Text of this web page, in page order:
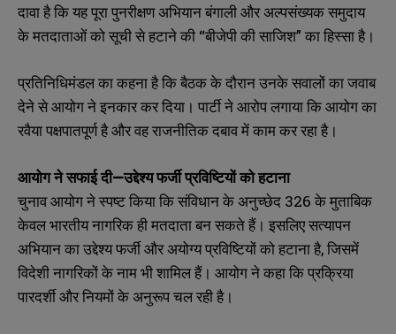
दावा है कि यह पूरा पुनरीक्षण अभियान बंगाली और अल्पसंख्यक समुदाय
के मतदाताओं को सूची से हटाने की “बीजेपी की साजिश” का हिस्सा है।
प्रतिनिधिमंडल का कहना है कि बैठक के दौरान उनके सवालों का जवाब
देने से आयोग ने इनकार कर दिया। पार्टी ने आरोप लगाया कि आयोग का
रवैया पक्षपातपूर्ण है और वह राजनीतिक दबाव में काम कर रहा है।
आयोगनेसफाईदी—उद्देश्यफर्जीप्रविष्टियोंकोहटाना
चुनाव आयोग ने स्पष्ट किया कि संविधान के अनुच्छेद 326 के मुताबिक
केवल भारतीय नागरिक ही मतदाता बन सकते हैं। इसलिए सत्यापन
अभियान का उद्देश्य फर्जी और अयोग्य प्रविष्टियों को हटाना है, जिसमें
विदेशी नागरिकों के नाम भी शामिल हैं। आयोग ने कहा कि प्रक्रिया
पारदर्शी और नियमों के अनुरूप चल रही है।